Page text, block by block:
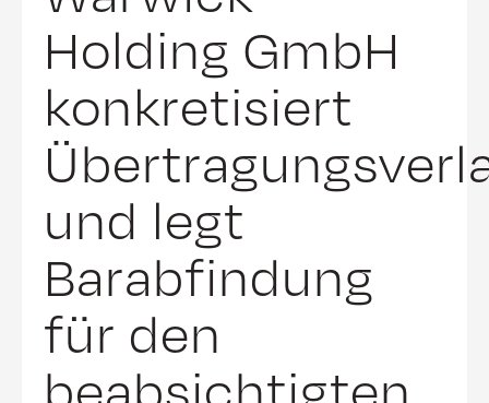
Holding GmbH
konkretisiert
und legt
Barabfindung
für den
beabsichtigten